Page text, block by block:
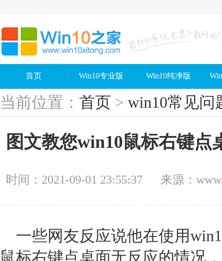
首页 Win10专业版 Win10纯净版
当前位置： 首页 > win10常见问
图文教您win10鼠标右键点
时间：2021-09-01 23:55:37 来源：
一些网友反应说他在使用
鼠标右键点桌面无反应的情况